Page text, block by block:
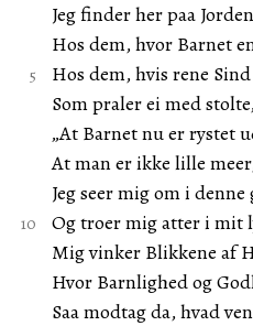
Jeg finder her paa
Hos dem, hvor Barnet
Hos dem, hvis rene
Som praler ei med
„At Barnet nu er rystet
At man er ikke lille
Jeg seer mig om i denne
Og troer mig atter i mit
Mig vinker Blikkene af
Hvor Barnlighed og
Saa modtag da, hvad